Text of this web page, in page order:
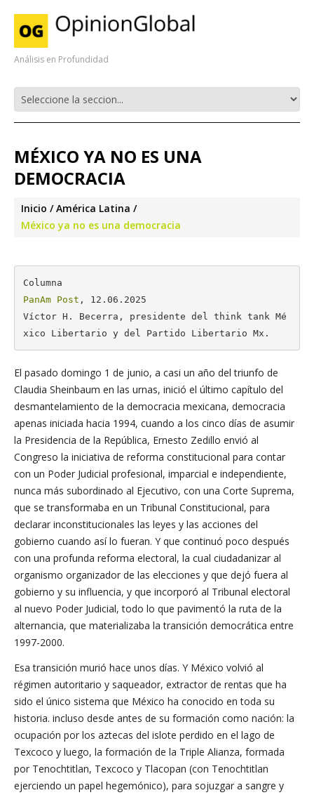
Análisis en Profundidad
MÉXICO YA NO ES UNA
DEMOCRACIA
Inicio
América Latina
México ya no es una democracia
PanAm Post , 12.06.2025
Víctor H. Becerra, presidente del think tank Mé
xico Libertario y del Partido Libertario Mx.
El pasado domingo 1 de junio, a casi un año del triunfo de
Claudia Sheinbaum en las urnas, inició el último capítulo del
desmantelamiento de la democracia mexicana, democracia
apenas iniciada hacia 1994, cuando a los cinco días de asumir
la Presidencia de la República, Ernesto Zedillo envió al
Congreso la iniciativa de reforma constitucional para contar
con un Poder Judicial profesional, imparcial e independiente,
nunca más subordinado al Ejecutivo, con una Corte Suprema,
que se transformaba en un Tribunal Constitucional, para
declarar inconstitucionales las leyes y las acciones del
gobierno cuando así lo fueran. Y que continuó poco después
con una profunda reforma electoral, la cual ciudadanizar al
organismo organizador de las elecciones y que dejó fuera al
gobierno y su influencia, y que incorporó al Tribunal electoral
al nuevo Poder Judicial, todo lo que pavimentó la ruta de la
alternancia, que materializaba la transición democrática entre
1997-2000.
Esa transición murió hace unos días. Y México volvió al
régimen autoritario y saqueador, extractor de rentas que ha
sido el único sistema que México ha conocido en toda su
historia. incluso desde antes de su formación como nación: la
ocupación por los aztecas del islote perdido en el lago de
Texcoco y luego, la formación de la Triple Alianza, formada
por Tenochtitlan, Texcoco y Tlacopan (con Tenochtitlan
ejerciendo un papel hegemónico), para sojuzgar a sangre y